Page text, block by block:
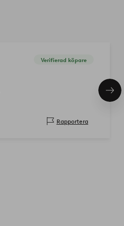
Verifierad köpare
Rapportera